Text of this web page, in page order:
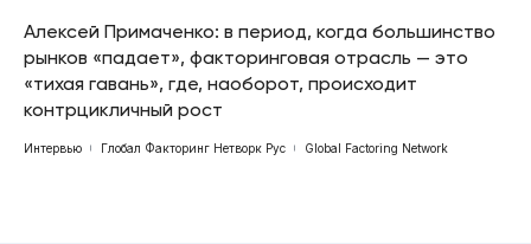
Алексей Примаченко: в период, когда большинство
рынков «падает», факторинговая отрасль — это
«тихая гавань», где, наоборот, происходит
контрцикличный рост
Интервью Глобал Факторинг Нетворк Рус Global Factoring Network